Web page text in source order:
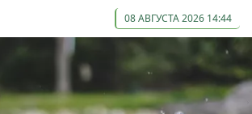
08 АВГУСТА 2026 14:44